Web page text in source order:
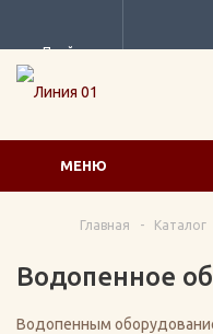
Прайс
МЕНЮ
Главная - Каталог
Водопенное
Водопенным